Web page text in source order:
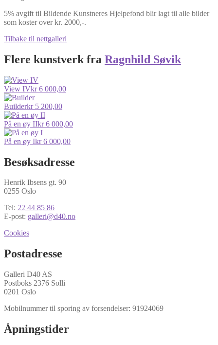
5% avgift til Bildende Kunstneres Hjelpefond blir lagt til alle bilder
som koster over kr. 2000,-.
Tilbake til nettgalleri
Flere kunstverk fra Ragnhild Søvik
View IVkr6 000,00
Builderkr5 200,00
På en øy IIkr6 000,00
På en øy Ikr6 000,00
Besøksadresse
Henrik Ibsens gt. 90
0255 Oslo
Tel: 22 44 85 86
E-post: galleri@d40.no
Cookies
Postadresse
Galleri D40 AS
Postboks 2376 Solli
0201 Oslo
Mobilnummer til sporing av forsendelser: 91924069
Åpningstider